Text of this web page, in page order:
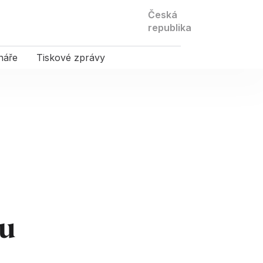
Česká
republika
Tiskové zprávy